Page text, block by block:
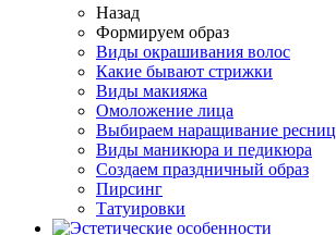
Назад
Формируем образ
Виды окрашивания волос
Какие бывают стрижки
Виды макияжа
Омоложение лица
Выбираем наращивание ресниц
Виды маникюра и педикюра
Создаем праздничный образ
Пирсинг
Татуировки